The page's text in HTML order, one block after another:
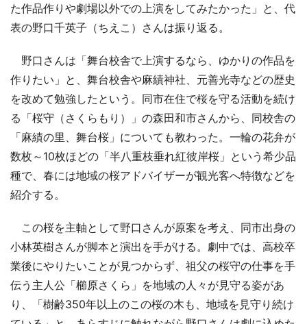
た作品作りや劇場以外での上演をしてみたかった」と、代
表の野口千英子（ちえこ）さんは振り返る。
野口さんは「舞台校舎で上演するなら、ゆかりの作品を
作りたい」と、舞台校舎や麻績神社、元善光寺などの歴史
を改めて勉強したという。同市在住で桜を守る活動を続け
る「桜守（さくらもり）」の森田和市さんから、同校舎の
「麻績の里、舞台桜」についても教わった。一輪の花弁が
数枚～10枚ほどの「半八重枝垂れ紅彼岸桜」という希少品
種で、春には地域の桜アドバイザーが観光客へ特徴などを
紹介する。
この桜を主軸として野口さんが原案を考え、同市出身の
小林英樹さんが脚本と演出を手がける。劇中では、高校卒
業後にやりたいことが見つからず、祖父の桜守の仕事を手
伝う主人公「櫛原さくら」を地域の人々が見守る姿があ
り、「樹齢350年以上のこの桜の木も、地域を見守り続け